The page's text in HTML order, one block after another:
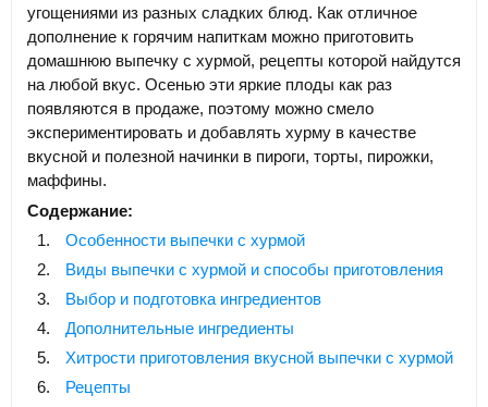
угощениями из разных сладких блюд. Как отличное
дополнение к горячим напиткам можно приготовить
домашнюю выпечку с хурмой, рецепты которой найдутся
на любой вкус. Осенью эти яркие плоды как раз
появляются в продаже, поэтому можно смело
экспериментировать и добавлять хурму в качестве
вкусной и полезной начинки в пироги, торты, пирожки,
маффины.
Содержание:
Особенности выпечки с хурмой
Виды выпечки с хурмой и способы приготовления
Выбор и подготовка ингредиентов
Дополнительные ингредиенты
Хитрости приготовления вкусной выпечки с хурмой
Рецепты